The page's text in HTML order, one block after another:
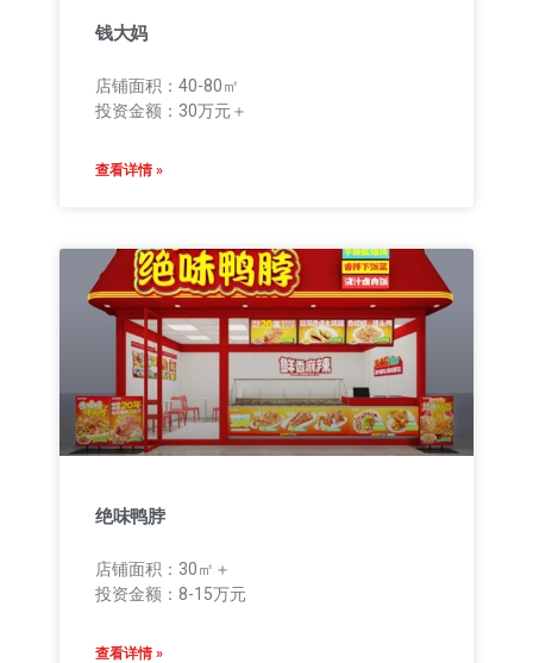
钱大妈
店铺面积：40-80㎡
投资金额：30万元＋
查看详情 »
绝味鸭脖
店铺面积：30㎡＋
投资金额：8-15万元
查看详情 »